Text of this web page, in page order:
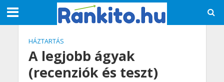
HÁZTARTÁS
A legjobb ágyak
(recenziók és teszt)